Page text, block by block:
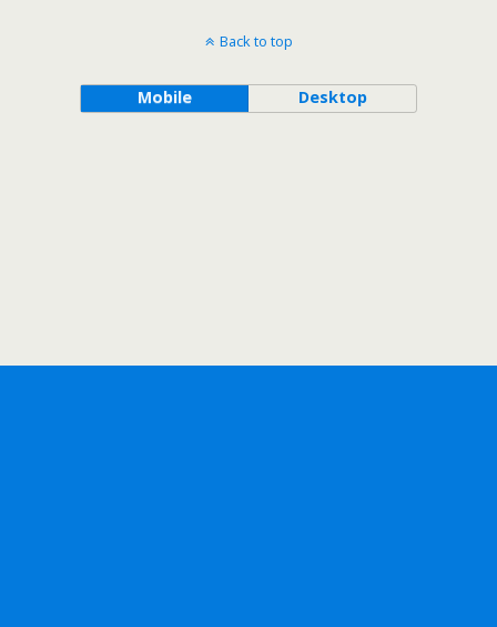
Back to top
Mobile Desktop